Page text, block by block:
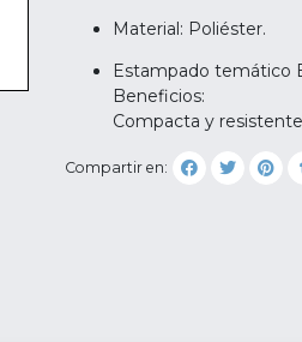
Material: Poliéster.
Estampado temático
Beneficios:
Compacta y
Compartir en: